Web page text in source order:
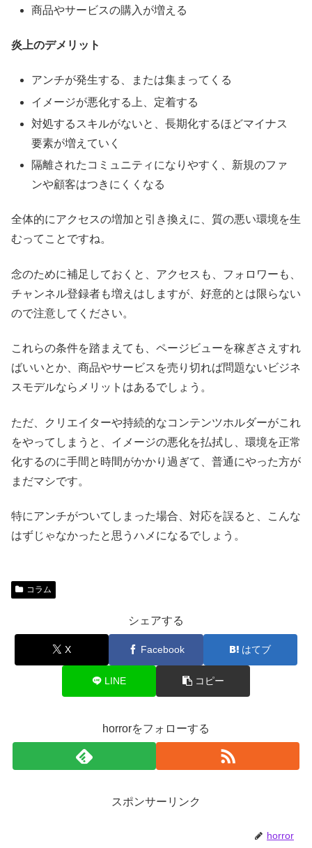
商品やサービスの購入が増える
炎上のデメリット
アンチが発生する、または集まってくる
イメージが悪化する上、定着する
対処するスキルがないと、長期化するほどマイナス
要素が増えていく
隔離されたコミュニティになりやすく、新規のファ
ンや顧客はつきにくくなる
全体的にアクセスの増加と引き換えに、質の悪い環境を生
むってことですね。
念のために補足しておくと、アクセスも、フォロワーも、
チャンネル登録者も増えはしますが、好意的とは限らない
ので注意してください。
これらの条件を踏まえても、ページビューを稼ぎさえすれ
ばいいとか、商品やサービスを売り切れば問題ないビジネ
スモデルならメリットはあるでしょう。
ただ、クリエイターや持続的なコンテンツホルダーがこれ
をやってしまうと、イメージの悪化を払拭し、環境を正常
化するのに手間と時間がかかり過ぎて、普通にやった方が
まだマシです。
特にアンチがついてしまった場合、対応を誤ると、こんな
はずじゃなかったと思うハメになるでしょう。
コラム
シェアする
X Facebook はてブ
LINE コピー
horrorをフォローする
スポンサーリンク
horror